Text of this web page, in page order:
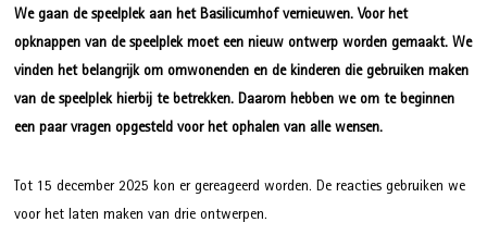
We gaan de speelplek aan het Basilicumhof vernieuwen. Voor het
opknappen van de speelplek moet een nieuw ontwerp worden gemaakt. We
vinden het belangrijk om omwonenden en de kinderen die gebruiken maken
van de speelplek hierbij te betrekken. Daarom hebben we om te beginnen
een paar vragen opgesteld voor het ophalen van alle wensen.
Tot 15 december 2025 kon er gereageerd worden. De reacties gebruiken we
voor het laten maken van drie ontwerpen.